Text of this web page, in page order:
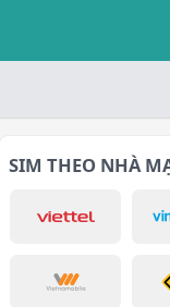
SIM THEO NHÀ